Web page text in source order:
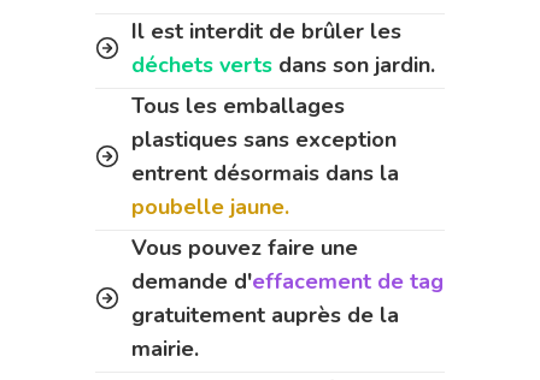
Il est interdit de brûler les
déchets verts dans son jardin.
Tous les emballages
plastiques sans exception
entrent désormais dans la
poubelle jaune.
Vous pouvez faire une
demande d'effacement de tag
gratuitement auprès de la
mairie.